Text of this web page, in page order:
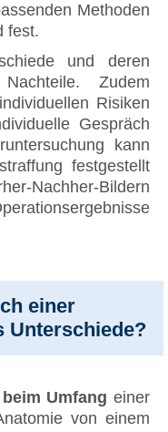
Methoden
fest.
und deren
Zudem
Risiken
Gespräch
kann
festgestellt
Nachher-Bildern
einer
Unterschiede?
Umfang einer
von einem